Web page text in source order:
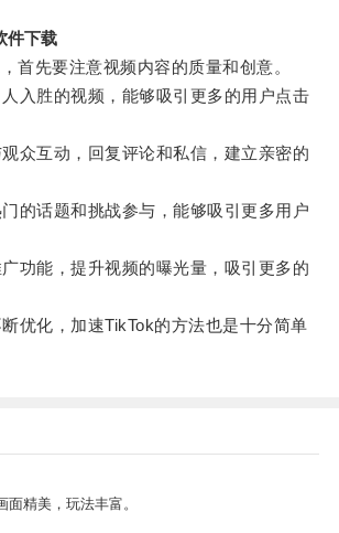
件下载
先要注意视频内容的质量和创意。
胜的视频，能够吸引更多的用户点击
互动，回复评论和私信，建立亲密的
话题和挑战参与，能够吸引更多用户
能，提升视频的曝光量，吸引更多的
化，加速TikTok的方法也是十分简单
精美，玩法丰富。